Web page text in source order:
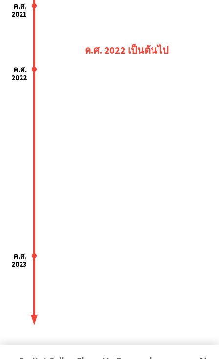
ค.ศ.
2021
ค.ศ. 2022 เป็นต้นไป
ค.ศ.
2022
ค.ศ.
2023